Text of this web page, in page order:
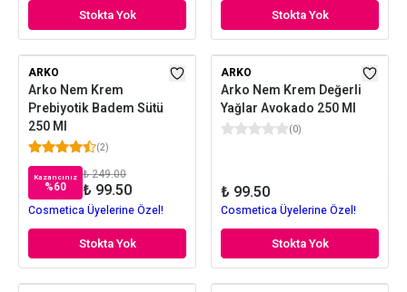
Stokta Yok Stokta Yok
ARKO
Arko Nem Krem
Prebiyotik Badem Sütü
250 Ml
(2)
Kazancınız
%60
₺ 249.00
₺ 99.50
Cosmetica Üyelerine Özel!
Stokta Yok
ARKO
Arko Nem Krem Değerli
Yağlar Avokado 250 Ml
(0)
₺ 99.50
Cosmetica Üyelerine Özel!
Stokta Yok